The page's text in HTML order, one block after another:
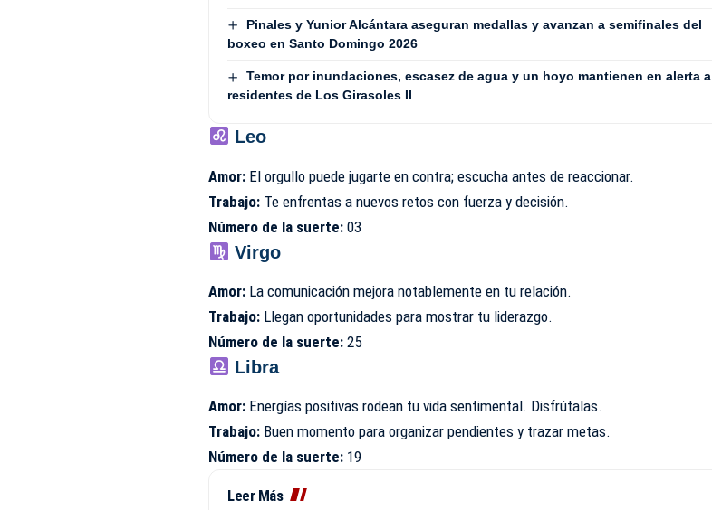
Pinales y Yunior Alcántara aseguran medallas y avanzan a semifinales del
boxeo en Santo Domingo 2026
Temor por inundaciones, escasez de agua y un hoyo mantienen en alerta a
residentes de Los Girasoles II
Leo
Amor: El orgullo puede jugarte en contra; escucha antes de reaccionar.
Trabajo: Te enfrentas a nuevos retos con fuerza y decisión.
Número de la suerte: 03
Virgo
Amor: La comunicación mejora notablemente en tu relación.
Trabajo: Llegan oportunidades para mostrar tu liderazgo.
Número de la suerte: 25
Libra
Amor: Energías positivas rodean tu vida sentimental. Disfrútalas.
Trabajo: Buen momento para organizar pendientes y trazar metas.
Número de la suerte: 19
Leer Más